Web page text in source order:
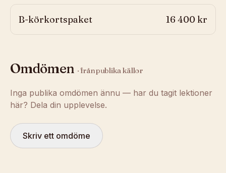
B-körkortspaket 16 400 kr
Omdömen · från publika källor
Inga publika omdömen ännu — har du tagit lektioner
här? Dela din upplevelse.
Skriv ett omdöme